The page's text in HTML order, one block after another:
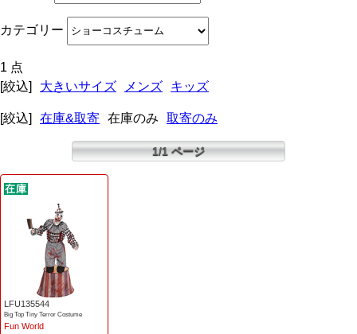
カテゴリー
1 点
[絞込]
大きいサイズ メンズ キッズ
[絞込] 在庫&取寄 在庫のみ 取寄のみ
1/1 ページ
LFU135544
Big Top Tiny Terror Costume
Fun World